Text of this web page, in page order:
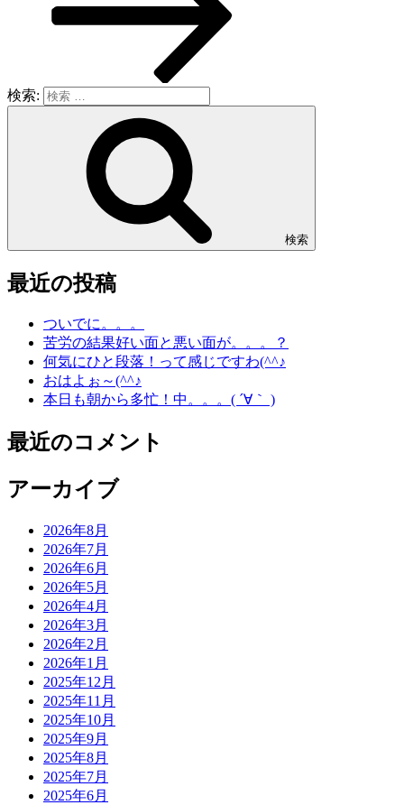
検索:
検索
最近の投稿
ついでに。。。
苦労の結果好い面と悪い面が。。。？
何気にひと段落！って感じですわ(^^♪
おはよぉ～(^^♪
本日も朝から多忙！中。。。( ´∀｀ )
最近のコメント
アーカイブ
2026年8月
2026年7月
2026年6月
2026年5月
2026年4月
2026年3月
2026年2月
2026年1月
2025年12月
2025年11月
2025年10月
2025年9月
2025年8月
2025年7月
2025年6月